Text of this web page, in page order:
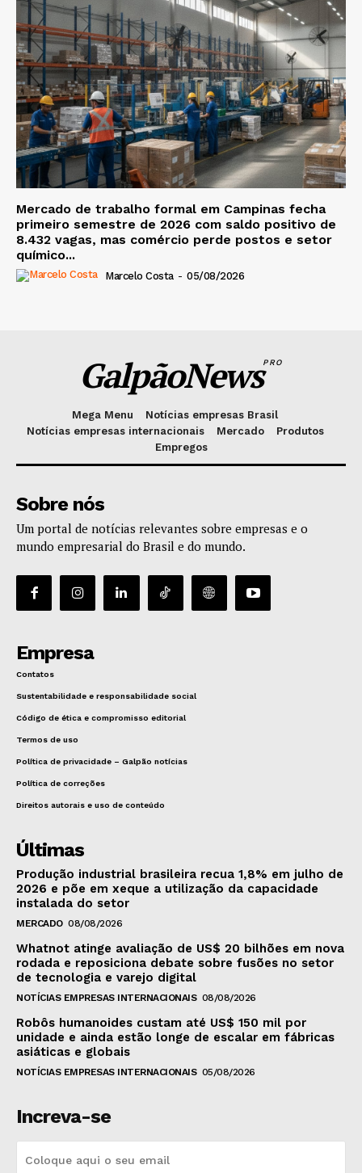
Mercado de trabalho formal em Campinas fecha
primeiro semestre de 2026 com saldo positivo de
8.432 vagas, mas comércio perde postos e setor
químico...
Marcelo Costa - 05/08/2026
GalpãoNewsPRO
Mega Menu
Notícias empresas Brasil
Notícias empresas internacionais
Mercado
Produtos
Empregos
Sobre nós
Um portal de notícias relevantes sobre empresas e o
mundo empresarial do Brasil e do mundo.
Empresa
Contatos
Sustentabilidade e responsabilidade social
Código de ética e compromisso editorial
Termos de uso
Política de privacidade – Galpão notícias
Política de correções
Direitos autorais e uso de conteúdo
Últimas
Produção industrial brasileira recua 1,8% em julho de
2026 e põe em xeque a utilização da capacidade
instalada do setor
MERCADO 08/08/2026
Whatnot atinge avaliação de US$ 20 bilhões em nova
rodada e reposiciona debate sobre fusões no setor
de tecnologia e varejo digital
NOTÍCIAS EMPRESAS INTERNACIONAIS 08/08/2026
Robôs humanoides custam até US$ 150 mil por
unidade e ainda estão longe de escalar em fábricas
asiáticas e globais
NOTÍCIAS EMPRESAS INTERNACIONAIS 05/08/2026
Increva-se